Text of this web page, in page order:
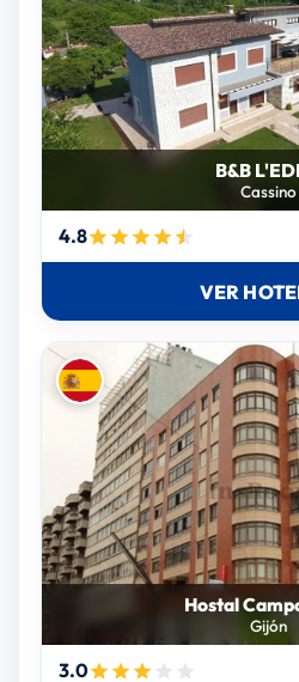
B&B
Cassino
4.8
VER
Hostal
Gijón
3.0